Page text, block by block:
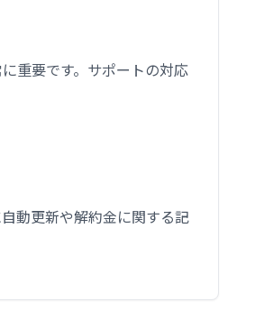
重要です。サポートの対応
動更新や解約金に関する記